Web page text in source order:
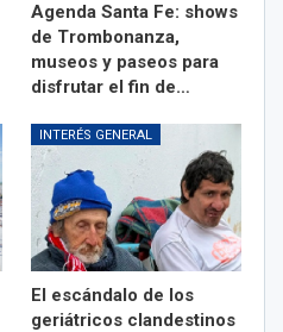
Agenda Santa Fe: shows
de Trombonanza,
museos y paseos para
disfrutar el fin de…
INTERÉS GENERAL
El escándalo de los
geriátricos clandestinos